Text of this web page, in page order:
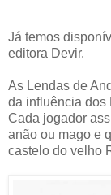
Já temos
editora Devir.
As Lendas de
da influência dos
Cada jogador
anão ou mago e
castelo do velho